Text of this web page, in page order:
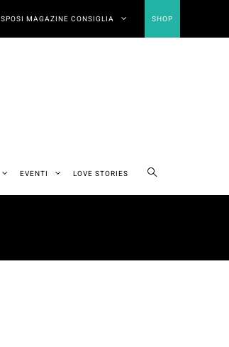
SPOSI MAGAZINE CONSIGLIA SHOP
EVENTI LOVE STORIES